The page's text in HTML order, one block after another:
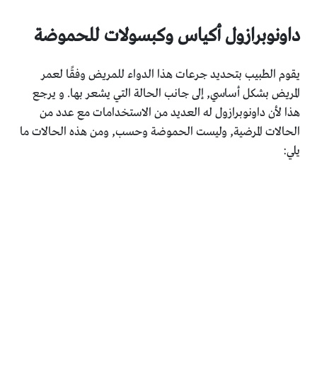
داونوبرازول أكياس وكبسولات للحموضة
يقوم الطبيب بتحديد جرعات هذا الدواء للمريض وفقًا لعمر
المريض بشكل أساسي, إلى جانب الحالة التي يشعر بها. و يرجع
هذا لأن داونوبرازول له العديد من الاستخدامات مع عدد من
الحالات المرضية, وليست الحموضة وحسب, ومن هذه الحالات ما
يلي: